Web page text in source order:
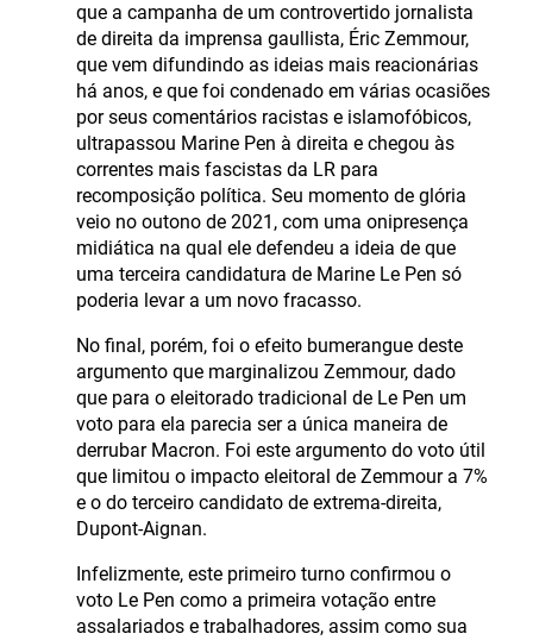
que a campanha de um controvertido jornalista
de direita da imprensa gaullista, Éric Zemmour,
que vem difundindo as ideias mais reacionárias
há anos, e que foi condenado em várias ocasiões
por seus comentários racistas e islamofóbicos,
ultrapassou Marine Pen à direita e chegou às
correntes mais fascistas da LR para
recomposição política. Seu momento de glória
veio no outono de 2021, com uma onipresença
midiática na qual ele defendeu a ideia de que
uma terceira candidatura de Marine Le Pen só
poderia levar a um novo fracasso.
No final, porém, foi o efeito bumerangue deste
argumento que marginalizou Zemmour, dado
que para o eleitorado tradicional de Le Pen um
voto para ela parecia ser a única maneira de
derrubar Macron. Foi este argumento do voto útil
que limitou o impacto eleitoral de Zemmour a 7%
e o do terceiro candidato de extrema-direita,
Dupont-Aignan.
Infelizmente, este primeiro turno confirmou o
voto Le Pen como a primeira votação entre
assalariados e trabalhadores, assim como sua